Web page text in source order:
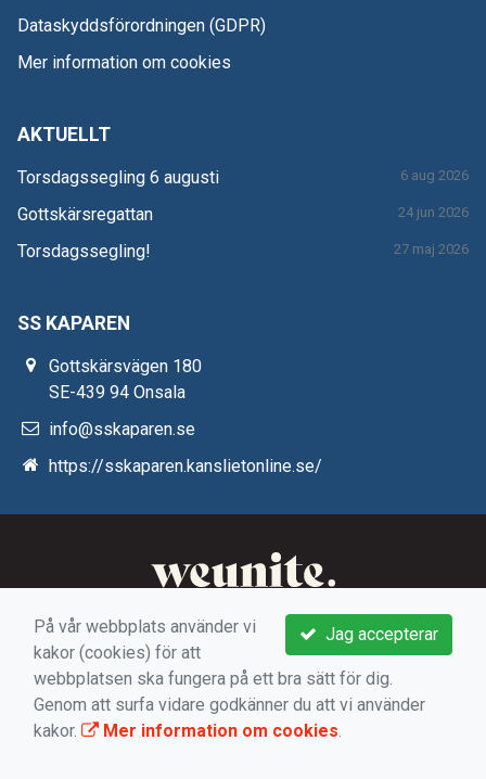
Dataskyddsförordningen (GDPR)
Mer information om cookies
AKTUELLT
Torsdagssegling 6 augusti 6 aug 2026
Gottskärsregattan 24 jun 2026
Torsdagssegling! 27 maj 2026
SS KAPAREN
Gottskärsvägen 180
SE-439 94 Onsala
info@sskaparen.se
https://sskaparen.kanslietonline.se/
Jag accepterar
På vår webbplats använder vi
kakor (cookies) för att
webbplatsen ska fungera på ett bra sätt för dig.
Genom att surfa vidare godkänner du att vi använder
kakor.
Mer information om cookies.